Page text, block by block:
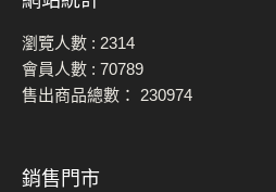
瀏覽人數 : 2314
會員人數 : 70789
售出商品總數： 230974
銷售門市